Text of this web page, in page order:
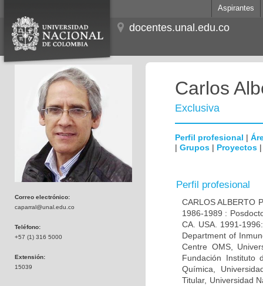
Aspirantes
docentes.unal.edu.co
Correo electrónico:
caparral@unal.edu.co
Teléfono:
+57 (1) 316 5000
Extensión:
15039
Carlos
Exclusiva
Perfil profesional |
| Grupos | Proyectos
Perfil profesional
CARLOS ALBERTO
1986-1989 :
CA. USA. 1991-
Department of
Centre OMS,
Fundación Instituto
Química,
Titular, Universidad